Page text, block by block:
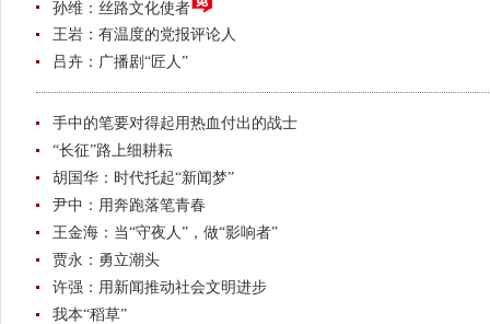
孙维：丝路文化使者
王岩：有温度的党报评论人
吕卉：广播剧“匠人”
手中的笔要对得起用热血付出的战士
“长征”路上细耕耘
胡国华：时代托起“新闻梦”
尹中：用奔跑落笔青春
王金海：当“守夜人”，做“影响者”
贾永：勇立潮头
许强：用新闻推动社会文明进步
我本“稻草”